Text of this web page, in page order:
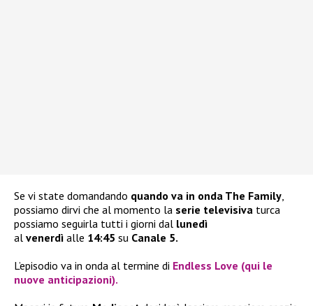
Se vi state domandando quando va in onda The Family
possiamo dirvi che al momento la serie televisiva turca
possiamo seguirla tutti i giorni dal lunedì
al venerdì alle 14:45 su Canale 5.
L’episodio va in onda al termine di Endless Love (qui le
nuove anticipazioni).